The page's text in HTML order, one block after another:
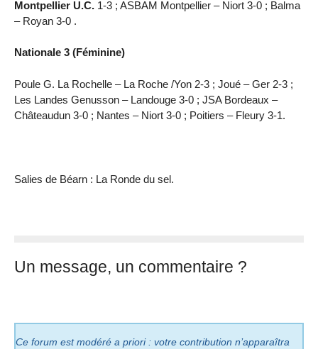
Montpellier U.C. 1-3 ; ASBAM Montpellier – Niort 3-0 ; Balma
– Royan 3-0 .
Nationale 3 (Féminine)
Poule G. La Rochelle – La Roche /Yon 2-3 ; Joué – Ger 2-3 ;
Les Landes Genusson – Landouge 3-0 ; JSA Bordeaux –
Châteaudun 3-0 ; Nantes – Niort 3-0 ; Poitiers – Fleury 3-1.
Salies de Béarn : La Ronde du sel.
Un message, un commentaire ?
Ce forum est modéré a priori : votre contribution n’apparaîtra